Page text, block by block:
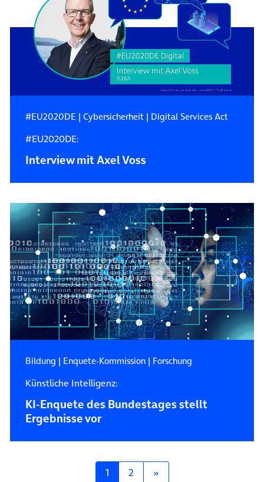
#EU2020DE | Cybersicherheit| Digital Services Act
#EU2020DE:
Interview mit Axel Voss
Bildung | Enquete-Kommission| Forschung
Künstliche Intelligenz:
KI-Enquete des Bundestages stellt
Ergebnisse vor
Posts navigation
1 2 »